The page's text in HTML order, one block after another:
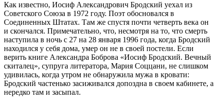
Как известно, Иосиф Александрович Бродский уехал из
Советского Союза в 1972 году. Поэт обосновался в
Соединенных Штатах. Там же спустя почти четверть века он
и скончался. Примечательно, что, несмотря на то, что смерть
наступила в ночь с 27 на 28 января 1996 года, когда Бродский
находился у себя дома, умер он не в своей постели. Если
верить книге Александра Боброва «Иосиф Бродский. Вечный
скиталец», супруга литератора, Мария Соццани, не слишком
удивилась, когда утром не обнаружила мужа в кровати:
Бродский частенько засиживался допоздна в своем кабинете, а
нередко там и засыпал.